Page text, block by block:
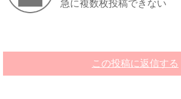
急に複数枚投稿できない
この投稿に返信する